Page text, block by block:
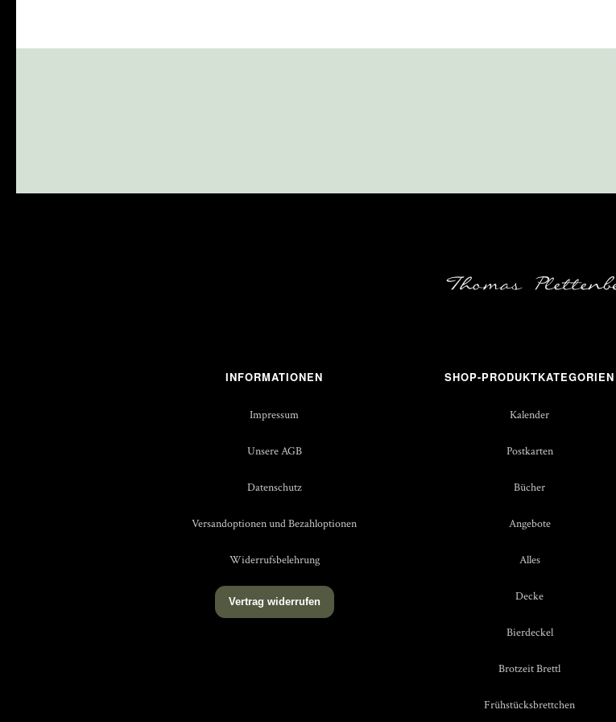
INFORMATIONEN
Impressum
Unsere AGB
Datenschutz
Versandoptionen und Bezahloptionen
Widerrufsbelehrung
Vertrag widerrufen
SHOP-PRODUKTKATEGORIEN
Kalender
Postkarten
Bücher
Angebote
Alles
Decke
Bierdeckel
Brotzeit Brettl
Frühstücksbrettchen